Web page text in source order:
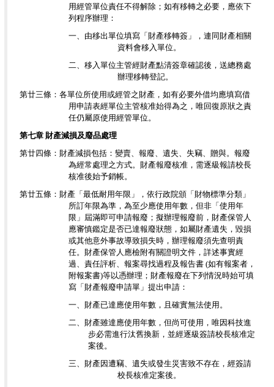
用經管單位責任不得解除；如有移轉之必要，應依下
列程序辦理：
一、由移出單位填寫「財產移轉簽」，連同財產相關
資料會移入單位。
二、移入單位主管經財產點清簽章確認後，送總務處
辦理移轉登記。
第廿三條：各單位所使用或經管之財產，如有必要外借均應填寫借
用申請表經單位主管核准始得為之，唯回復原狀之責
任仍屬原使用經管單位。
第七章 財產減損及廢品處理
第廿四條：財產減損包括：變賣、報廢、遺失、失竊、贈與。報廢
為經常處理之方式。財產報廢核准，需逐級報請校長
核准後始予銷帳。
第廿五條：財產「最低耐用年限」，依行政院頒「財物標準分類」
所訂年限為準，為至少應使用年數，但非「使用年
限」屆滿即可申請報廢；擬辦理報廢前，財產保管人
應審慎鑑定是否已達報廢狀態，如屬財產遺失，毀損
或其他意外事故導致損失時，辦理報廢須先查明責
任。財產保管人應檢附有關證明文件，詳述事實經
過、責任評析、報案尋找過程及報告書 (如有報案者，
附報案書)等以憑辦理；財產報廢在下列情況時始可填
寫「財產報廢申請單」提出申請：
一、財產已達應使用年數，且確實無法使用。
二、財產雖達應使用年數，但尚可使用，唯因科技進
步必需進行汰舊換新，並經逐級簽請校長核准定
案後。
三、財產因遭竊、遺失或發生災害致不存在，經簽請
校長核准定案後。